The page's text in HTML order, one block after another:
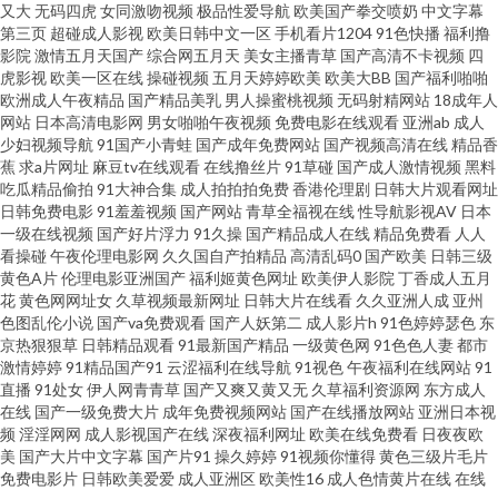
www 激情妞妞色 日韩AV电影导航 91超碰人人爱 超碰豆花97 精品蜜桃9199
男人资源 天天肏屄一网 91小视频黄 97超碰无码 阿v在线观看 东方四虎 久草
国产精品视频 人妖啪啪网站 香蕉视频黄在线 av福利老司机 福利二区 日韩欧
美a免费 91社区免费在线 国产精彩视频久久 久久青草线蕉国产 四虎影院无码
91黑丝精品美女 国产精品v 久草在线免费福利 青青操男人的天堂 欧美性炮图
日本不卡 丝袜少妇在线影院 天天射一射 天天插天天操 亚洲另类AV 91豆花在
线看 97导航 超碰日日爽 老司机午夜精品 中文字幕cao操 韩国av在线网址 久
久免费一二三 狼友色综合 韩国激情av免费 免费的肏屄网址 日本韩国A片 深夜
福利导航在线 99这里有精品 AV无码导航 日本户外激情 亚洲色色狼456 a日本
又大 无码四虎女同激吻视频 极品性爱导航 欧美国产拳交喷奶 中文字幕
第三页 超碰成人影视欧美日韩中文一区手机看片120491色快播 福利撸
影院 激情五月天国产综合网五月天 美女主播青草 国产高清不卡视频 四
虎影视欧美一区在线操碰视频 五月天婷婷欧美 欧美大BB 国产福利啪啪
欧洲成人午夜精品 国产精品美乳 男人操蜜桃视频 无码射精网站 18成年人
网站 日本高清电影网 男女啪啪午夜视频 免费电影在线观看 亚洲ab 成人
少妇视频导航 91国产小青蛙 国产成年免费网站 国产视频高清在线精品香
蕉求a片网址 麻豆tv在线观看在线撸丝片91草碰 国产成人激情视频 黑料
吃瓜精品偷拍 91大神合集 成人拍拍拍免费香港伦理剧 日韩大片观看网址
日韩免费电影91羞羞视频 国产网站青草全福视在线性导航影视AV 日本
一级在线视频 国产好片浮力 91久操 国产精品成人在线精品免费看 人人
看操碰 午夜伦理电影网 久久国自产拍精品 高清乱码0 国产欧美 日韩三级
黄色A片伦理电影亚洲国产福利姬黄色网址 欧美伊人影院 丁香成人五月
花黄色网网址女 久草视频最新网址 日韩大片在线看 久久亚洲人成 亚州
色图乱伦小说 国产va免费观看 国产人妖第二 成人影片h 91色婷婷瑟色 东
京热狠狠草 日韩精品观看91最新国产精品 一级黄色网 91色色人妻都市
激情婷婷91精品国产91 云涩福利在线导航 91视色午夜福利在线网站91
直播 91处女伊人网青青草 国产又爽又黄又无 久草福利资源网 东方成人
在线 国产一级免费大片 成年免费视频网站 国产在线播放网站 亚洲日本视
频 淫淫网网 成人影视国产在线深夜福利网址 欧美在线免费看 日夜夜欧
美 国产大片中文字幕 国产片91 操久婷婷91视频你懂得黄色三级片毛片
免费电影片 日韩欧美爱爱 成人亚洲区欧美性16 成人色情黄片在线在线